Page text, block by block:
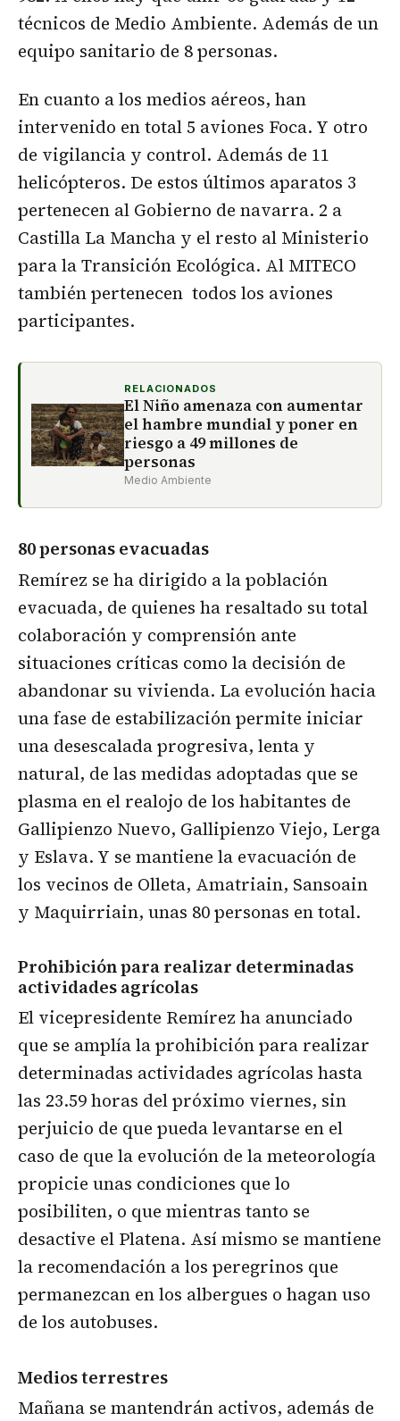
técnicos de Medio Ambiente. Además de un
equipo sanitario de 8 personas.
En cuanto a los medios aéreos, han
intervenido en total 5 aviones Foca. Y otro
de vigilancia y control. Además de 11
helicópteros. De estos últimos aparatos 3
pertenecen al Gobierno de navarra. 2 a
Castilla La Mancha y el resto al Ministerio
para la Transición Ecológica. Al MITECO
también pertenecen todos los aviones
participantes.
RELACIONADOS
El Niño amenaza con aumentar
el hambre mundial y poner en
riesgo a 49 millones de
personas
Medio Ambiente
80 personas evacuadas
Remírez se ha dirigido a la población
evacuada, de quienes ha resaltado su total
colaboración y comprensión ante
situaciones críticas como la decisión de
abandonar su vivienda. La evolución hacia
una fase de estabilización permite iniciar
una desescalada progresiva, lenta y
natural, de las medidas adoptadas que se
plasma en el realojo de los habitantes de
Gallipienzo Nuevo, Gallipienzo Viejo, Lerga
y Eslava. Y se mantiene la evacuación de
los vecinos de Olleta, Amatriain, Sansoain
y Maquirriain, unas 80 personas en total.
Prohibición para realizar determinadas
actividades agrícolas
El vicepresidente Remírez ha anunciado
que se amplía la prohibición para realizar
determinadas actividades agrícolas hasta
las 23.59 horas del próximo viernes, sin
perjuicio de que pueda levantarse en el
caso de que la evolución de la meteorología
propicie unas condiciones que lo
posibiliten, o que mientras tanto se
desactive el Platena. Así mismo se mantiene
la recomendación a los peregrinos que
permanezcan en los albergues o hagan uso
de los autobuses.
Medios terrestres
Mañana se mantendrán activos, además de